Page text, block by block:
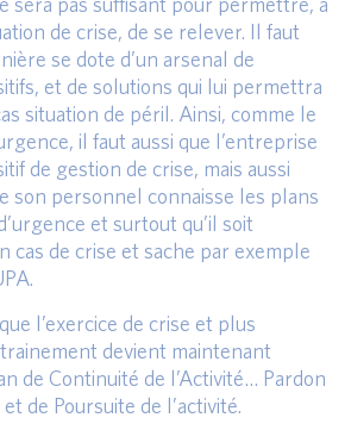
de crise, de se relever. Il faut
se dote d’un arsenal de
et de solutions qui lui permettra
situation de péril. Ainsi, comme le
il faut aussi que l’entreprise
de gestion de crise, mais aussi
son personnel connaisse les plans
et surtout qu’il soit
cas de crise et sache par exemple
l’exercice de crise et plus
devient maintenant
de Continuité de l’Activité… Pardon
de Poursuite de l’activité.